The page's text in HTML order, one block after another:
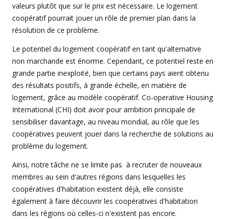
valeurs plutôt que sur le prix est nécessaire. Le logement
coopératif pourrait jouer un rôle de premier plan dans la
résolution de ce problème.
Le potentiel du logement coopératif en tant qu'alternative
non marchande est énorme. Cependant, ce potentiel reste en
grande partie inexploité, bien que certains pays aient obtenu
des résultats positifs, à grande échelle, en matière de
logement, grâce au modèle coopératif. Co-operative Housing
International (CHI) doit avoir pour ambition principale de
sensibiliser davantage, au niveau mondial, au rôle que les
coopératives peuvent jouer dans la recherche de solutions au
problème du logement.
Ainsi, notre tâche ne se limite pas à recruter de nouveaux
membres au sein d'autres régions dans lesquelles les
coopératives d'habitation existent déjà, elle consiste
également à faire découvrir les coopératives d'habitation
dans les régions où celles-ci n'existent pas encore.